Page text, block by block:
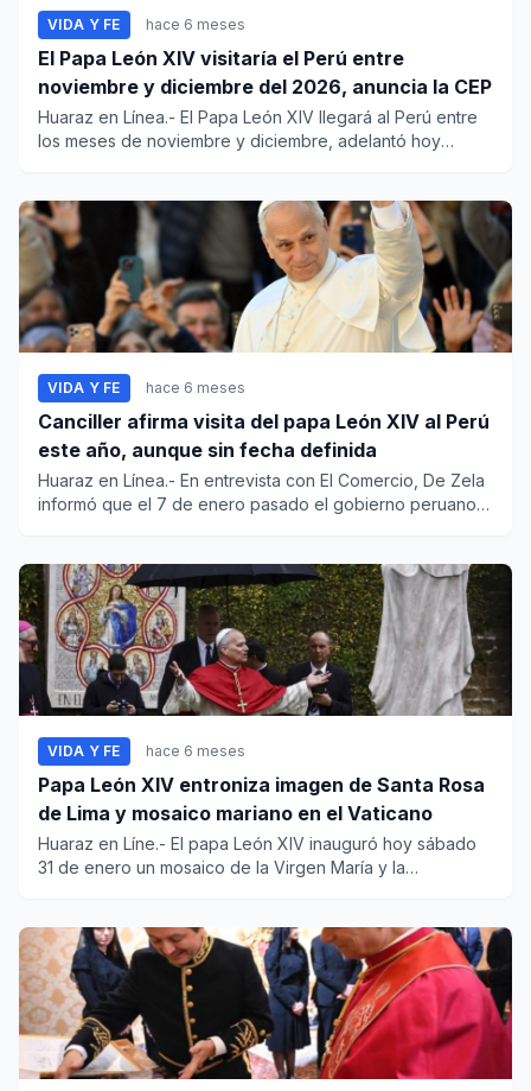
VIDA Y FE hace 6 meses
El Papa León XIV visitaría el Perú entre
noviembre y diciembre del 2026, anuncia la CEP
Huaraz en Línea.- El Papa León XIV llegará al Perú entre
los meses de noviembre y diciembre, adelantó hoy
VIDA Y FE hace 6 meses
Canciller afirma visita del papa León XIV al Perú
este año, aunque sin fecha definida
Huaraz en Línea.- En entrevista con El Comercio, De Zela
informó que el 7 de enero pasado el gobierno peruano
VIDA Y FE hace 6 meses
Papa León XIV entroniza imagen de Santa Rosa
de Lima y mosaico mariano en el Vaticano
Huaraz en Líne.- El papa León XIV inauguró hoy sábado
31 de enero un mosaico de la Virgen María y la